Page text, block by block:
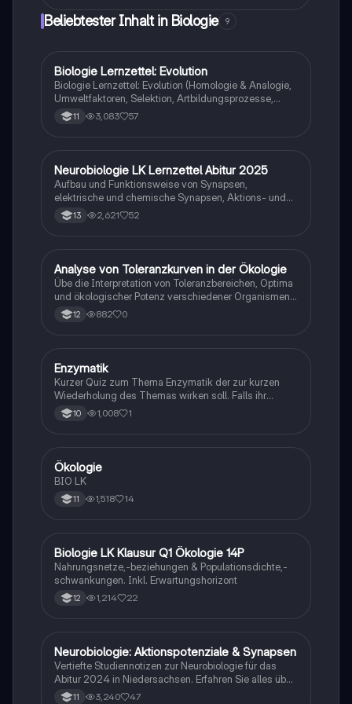
Zusammenfassung bietet einen umfassenden
Überblick über die chemischen Prozesse, die beim
und Hauswirtschaft.
Beliebtester Inhalt in Biologie 9
Biologie
Biologie Lernzettel: Evolution
Biologie Lernzettel: Evolution (Homologie & Analogie,
Umweltfaktoren, Selektion, Artbildungsprozesse,
Klimaregeln, Konkurrenz, Evolution des Menschen…)
11 3,083 57
Biologie
Neurobiologie LK Lernzettel Abitur 2025
Aufbau und Funktionsweise von Synapsen,
elektrische und chemische Synapsen, Aktions- und
Ruhepotential
13 2,621 52
ABiologie
Analyse von Toleranzkurven in der Ökologie
Übe die Interpretation von Toleranzbereichen, Optima
und ökologischer Potenz verschiedener Organismen
gegenüber Umweltfaktoren.
12 882 0
EBiologie
Enzymatik
Kurzer Quiz zum Thema Enzymatik der zur kurzen
Wiederholung des Themas wirken soll. Falls ihr
Fehlern begegnet wäre ich dankbar ,wenn ihr mir
diese weiterleitet. Danke und euch viel Spaß dabei!
10 1,008 1
Biologie
Ökologie
BIO LK
11 1,518 14
Biologie
Biologie LK Klausur Q1 Ökologie 14P
Nahrungsnetze,-beziehungen & Populationsdichte,-
schwankungen. Inkl. Erwartungshorizont
12 1,214 22
Biologie
Neurobiologie: Aktionspotenziale & Synapsen
Vertiefte Studiennotizen zur Neurobiologie für das
Abitur 2024 in Niedersachsen. Erfahren Sie alles über
Aktionspotenziale, Ruhepotenziale, synaptische
11 3,240 47